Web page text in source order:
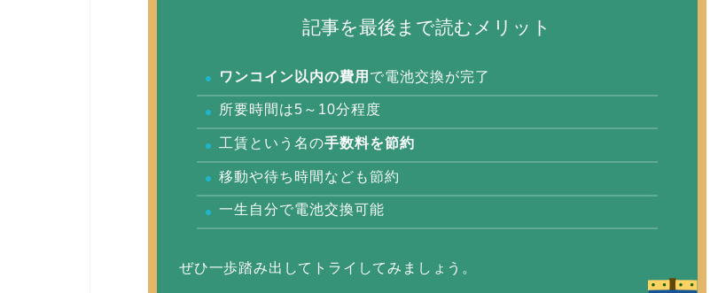
記事を最後まで読むメリット
ワンコイン以内の費用 で電池交換が完了
所要時間は5～10分程度
工賃という名の手数料を節約
移動や待ち時間なども節約
一生自分で電池交換可能
ぜひ一歩踏み出してトライしてみましょう。